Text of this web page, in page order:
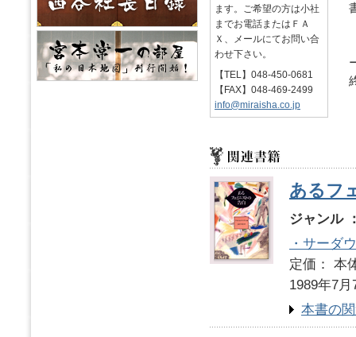
ます。ご希望の方は小社
までお電話またはＦＡ
Ｘ、メールにてお問い合
わせ下さい。
【TEL】048-450-0681
【FAX】048-469-2499
info@miraisha.co.jp
あるフ
ジャンル
・サーダ
定価：
1989年7月
本書の